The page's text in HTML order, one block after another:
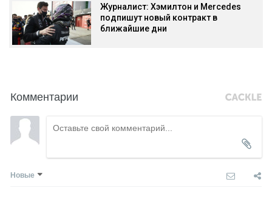
Журналист: Хэмилтон и Mercedes
подпишут новый контракт в
ближайшие дни
Комментарии
Новые